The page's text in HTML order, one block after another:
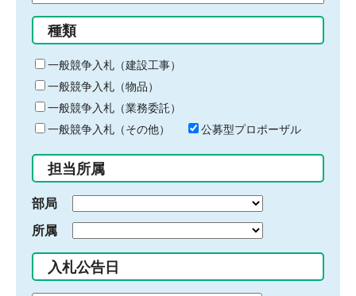
る
キ
ー
ワ
ー
ド
入
力
種類
一般競争入札（建設工事）
一般競争入札（物品）
一般競争入札（業務委託）
一般競争入札（その他）
公募型プロポーザル
担当所属
部局
所属
入札公告日